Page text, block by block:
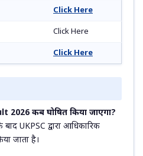
Click Here
Click Here
Click Here
2026 कब घोषित किया जाएगा?
UKPSC द्वारा आधिकारिक
जाता है।